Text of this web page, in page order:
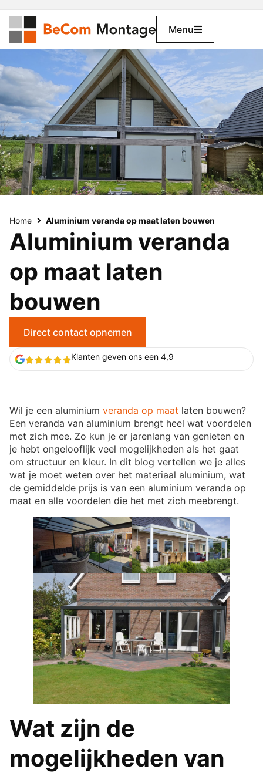
Menu
Home Aluminium veranda op maat laten bouwen
Aluminium veranda
op maat laten
bouwen
Direct contact opnemen
Klanten geven ons een 4,9
Wil je een aluminium veranda op maat laten bouwen?
Een veranda van aluminium brengt heel wat voordelen
met zich mee. Zo kun je er jarenlang van genieten en
je hebt ongelooflijk veel mogelijkheden als het gaat
om structuur en kleur. In dit blog vertellen we je alles
wat je moet weten over het materiaal aluminium, wat
de gemiddelde prijs is van een aluminium veranda op
maat en alle voordelen die het met zich meebrengt.
Wat zijn de
mogelijkheden van